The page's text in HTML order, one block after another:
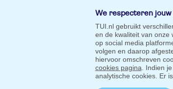
We respecteren jouw
TUI.nl gebruikt
en de kwaliteit van onze
op social media
volgen en daarop
hiervoor omschreven
cookies pagina . Indien
analytische cookies. Er